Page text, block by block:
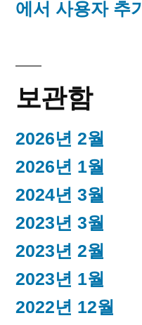
에서 사용자 추
보관함
2026년 2월
2026년 1월
2024년 3월
2023년 3월
2023년 2월
2023년 1월
2022년 12월